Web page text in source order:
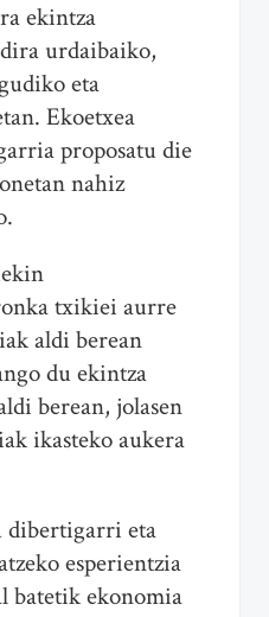
ekintza
urdaibaiko,
eta
Ekoetxea
proposatu die
nahiz
txikiei aurre
aldi berean
du ekintza
berean, jolasen
ikasteko aukera
dibertigarri eta
esperientzia
batetik ekonomia